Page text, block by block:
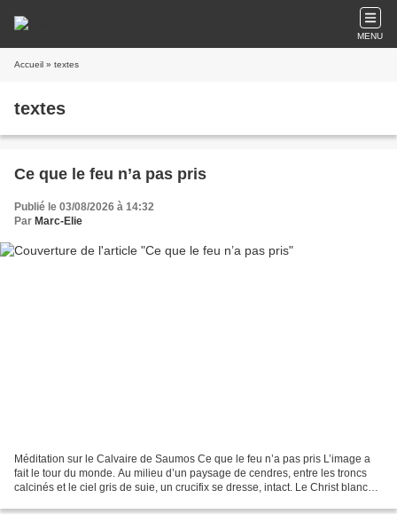
MENU
Accueil » textes
textes
Ce que le feu n’a pas pris
Publié le 03/08/2026 à 14:32
Par Marc-Elie
Méditation sur le Calvaire de Saumos Ce que le feu n’a pas pris L’image a
fait le tour du monde. Au milieu d’un paysage de cendres, entre les troncs
calcinés et le ciel gris de suie, un crucifix se dresse, intact. Le Christ blanc